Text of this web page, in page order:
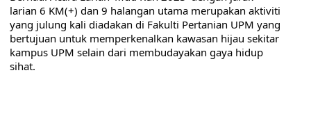
larian 6 KM(+) dan 9 halangan utama merupakan aktiviti
yang julung kali diadakan di Fakulti Pertanian UPM yang
bertujuan untuk memperkenalkan kawasan hijau sekitar
kampus UPM selain dari membudayakan gaya hidup
sihat.